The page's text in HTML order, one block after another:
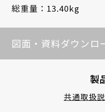
総重量：13.40kg
図面・資料ダウンロ
製
共通取扱